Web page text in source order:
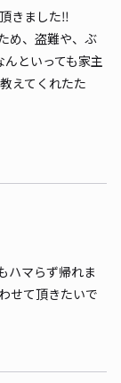
きました‼︎
め、盗難や、ぶ
といっても家主
えてくれたた
ハマらず帰れま
せて頂きたいで